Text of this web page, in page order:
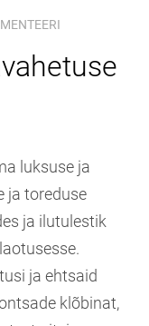
luksuse ja
ja toreduse
ja ilutulestik
ja ehtsaid
klõbinat,